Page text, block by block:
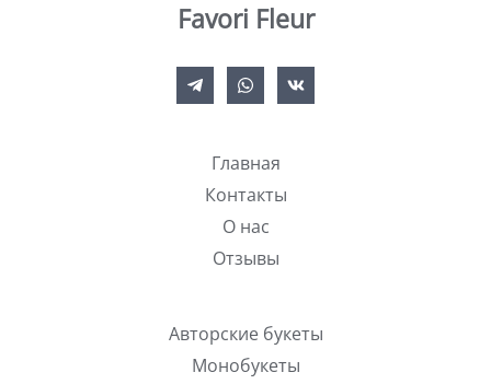
Favori Fleur
Главная
Контакты
О нас
Отзывы
Авторские букеты
Монобукеты